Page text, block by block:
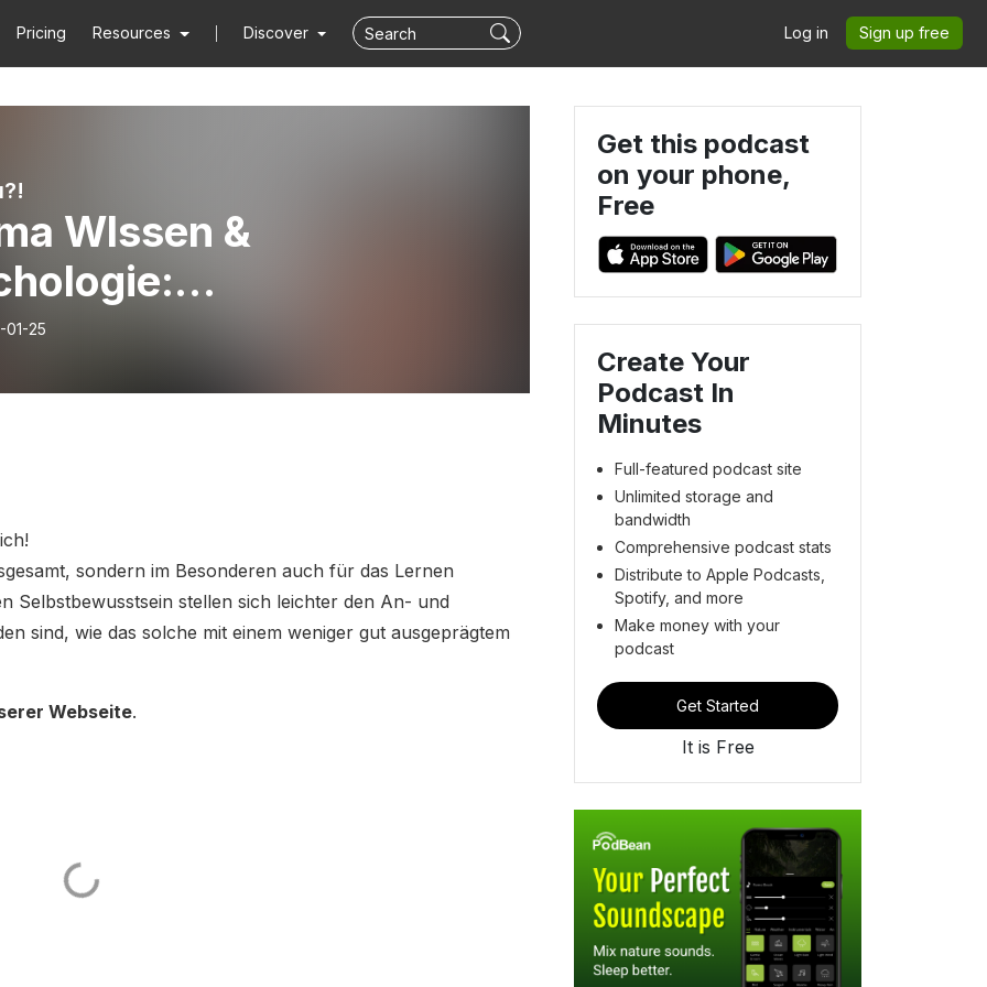
Pricing Resources Discover Log in Sign up free
WIssen &
und
01-25
sondern im Besonderen auch für das Lernen
Selbstbewusstsein stellen sich leichter den An- und
sind, wie das solche mit einem weniger gut ausgeprägtem
Webseite.
Get this podcast
on your phone,
Free
Create Your
Podcast In
Minutes
Full-featured podcast site
Unlimited storage and
bandwidth
Comprehensive podcast stats
Distribute to Apple Podcasts,
Spotify, and more
Make money with your
podcast
Get Started
It is Free